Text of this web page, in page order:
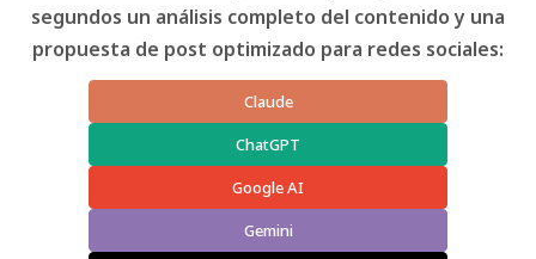
segundos un análisis completo del contenido y una
propuesta de post optimizado para redes sociales:
Claude
ChatGPT
Google AI
Gemini